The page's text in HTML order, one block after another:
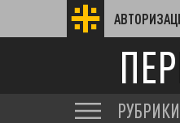
РУБРИКИ